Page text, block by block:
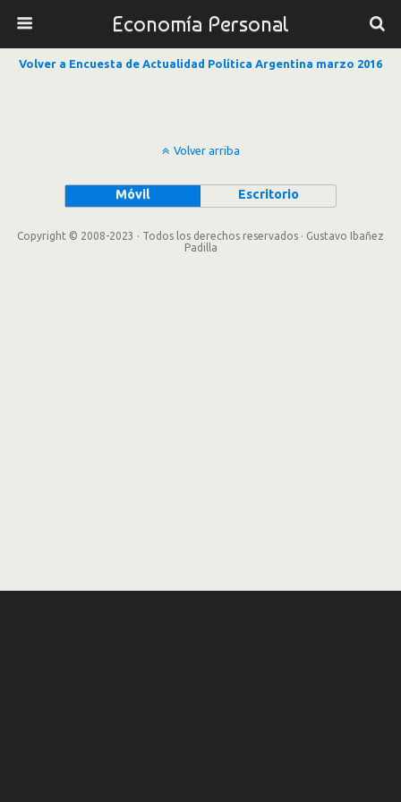
Economía Personal
Volver a Encuesta de Actualidad Política Argentina marzo 2016
Volver arriba
Móvil Escritorio
Copyright © 2008-2023 · Todos los derechos reservados · Gustavo Ibañez
Padilla